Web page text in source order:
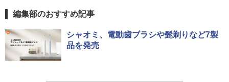
編集部のおすすめ記事
シャオミ、電動歯ブラシや髭剃りなど7製
品を発売